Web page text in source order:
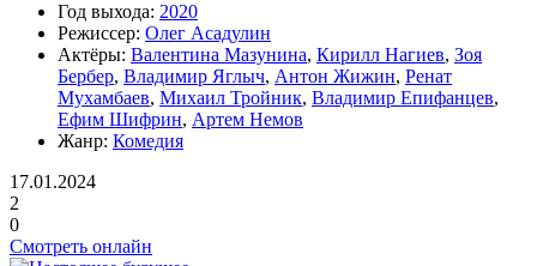
Год выхода: 2020
Режиссер: Олег Асадулин
Актёры: Валентина Мазунина, Кирилл Нагиев, Зоя
Бербер, Владимир Яглыч, Антон Жижин, Ренат
Мухамбаев, Михаил Тройник, Владимир Епифанцев,
Ефим Шифрин, Артем Немов
Жанр: Комедия
17.01.2024
2
0
Смотреть онлайн